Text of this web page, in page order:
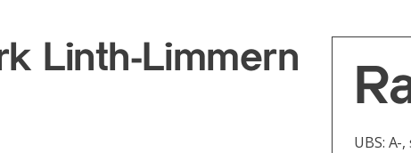
Linth-Limmern
UBS: A-